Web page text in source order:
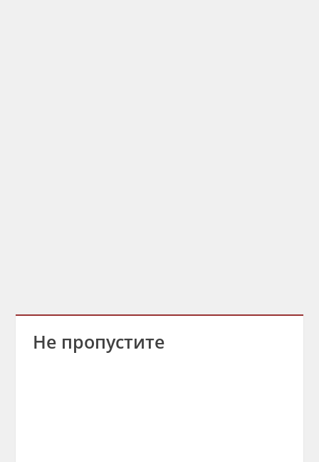
Не пропустите